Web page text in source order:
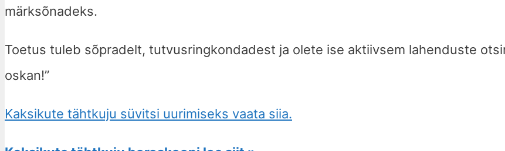
märksõnadeks.
Toetus tuleb sõpradelt, tutvusringkondadest ja olete ise aktiivsem lahenduste
oskan!”
Kaksikute tähtkuju süvitsi uurimiseks vaata siia.